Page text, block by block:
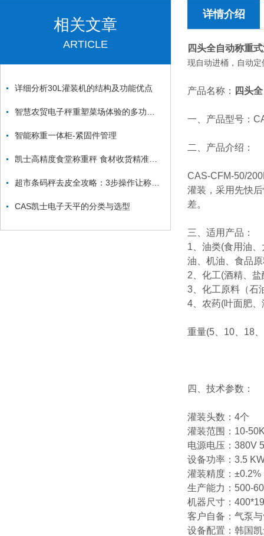
相关文章
ARTICLE
详细分析30L灌装机的结构及功能优点
智能称重一体柜-紧固件管理
CAS凯士电子天平的分类与选型
详情介绍
四头全自动称重
现自动进桶，自动
产品名称： 四头
一、产品型号：
二、产品介绍：
CAS-CFM-50/
灌装，采用先快
差。
三、适用产品：
1、油类(食用油
油、机油、食品
2、化工(酒精、
3、化工原料（石
4、农药(叶面肥
重量(5、10、18
四、技术参数：
灌装头数：4个
灌装范围：10-
电源电压：380V
设备功率：3.5
灌装精度：±0.2%
生产能力：500-
机器尺寸：
客户自备：气泵
设备配置：韩国